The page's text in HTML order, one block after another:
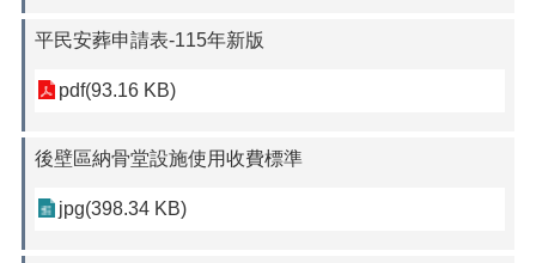
平民安葬申請表-115年新版
pdf(93.16 KB)
後壁區納骨堂設施使用收費標準
jpg(398.34 KB)